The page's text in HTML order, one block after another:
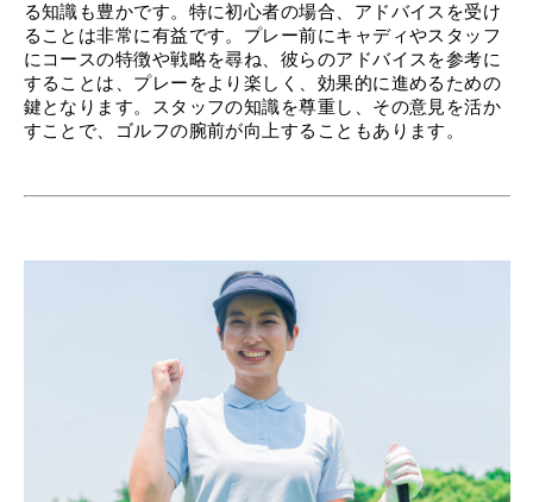
る知識も豊かです。特に初心者の場合、アドバイスを受け
ることは非常に有益です。プレー前にキャディやスタッフ
にコースの特徴や戦略を尋ね、彼らのアドバイスを参考に
することは、プレーをより楽しく、効果的に進めるための
鍵となります。スタッフの知識を尊重し、その意見を活か
すことで、ゴルフの腕前が向上することもあります。